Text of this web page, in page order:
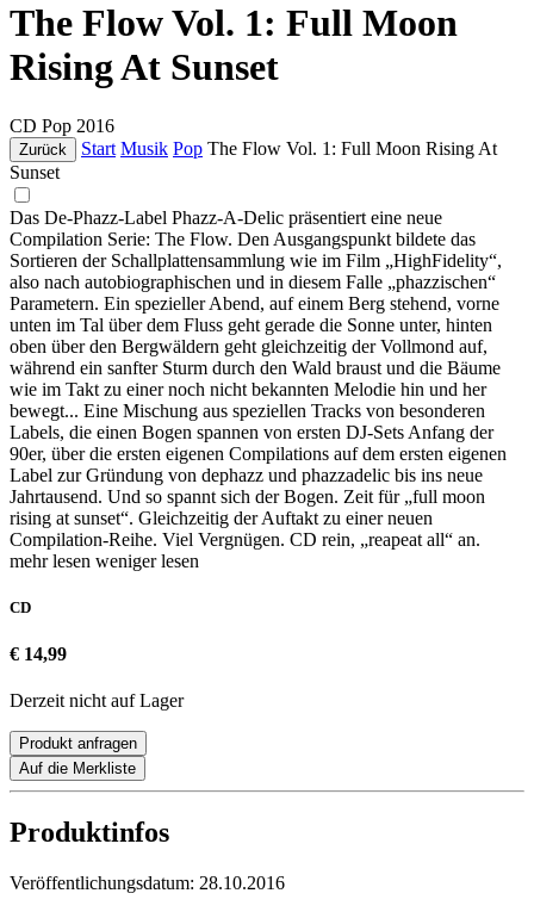
The Flow Vol. 1: Full Moon
Rising At Sunset
CD Pop 2016
Zurück Start Musik Pop The Flow Vol. 1: Full Moon Rising At
Sunset
Das De-Phazz-Label Phazz-A-Delic präsentiert eine neue
Compilation Serie: The Flow. Den Ausgangspunkt bildete das
Sortieren der Schallplattensammlung wie im Film „HighFidelity“,
also nach autobiographischen und in diesem Falle „phazzischen“
Parametern. Ein spezieller Abend, auf einem Berg stehend, vorne
unten im Tal über dem Fluss geht gerade die Sonne unter, hinten
oben über den Bergwäldern geht gleichzeitig der Vollmond auf,
während ein sanfter Sturm durch den Wald braust und die Bäume
wie im Takt zu einer noch nicht bekannten Melodie hin und her
bewegt... Eine Mischung aus speziellen Tracks von besonderen
Labels, die einen Bogen spannen von ersten DJ-Sets Anfang der
90er, über die ersten eigenen Compilations auf dem ersten eigenen
Label zur Gründung von dephazz und phazzadelic bis ins neue
Jahrtausend. Und so spannt sich der Bogen. Zeit für „full moon
rising at sunset“. Gleichzeitig der Auftakt zu einer neuen
Compilation-Reihe. Viel Vergnügen. CD rein, „reapeat all“ an.
mehr lesen weniger lesen
CD
€ 14,99
Derzeit nicht auf Lager
Produkt anfragen
Auf die Merkliste
Produktinfos
Veröffentlichungsdatum: 28.10.2016